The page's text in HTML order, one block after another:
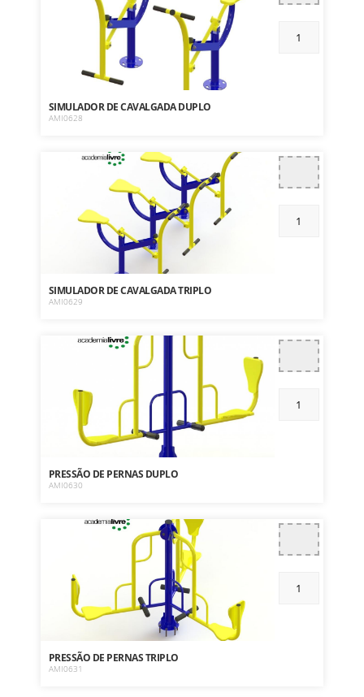
SIMULADOR DE CAVALGADA DUPLO
AMI0628
SIMULADOR DE CAVALGADA TRIPLO
AMI0629
PRESSÃO DE PERNAS DUPLO
AMI0630
PRESSÃO DE PERNAS TRIPLO
AMI0631